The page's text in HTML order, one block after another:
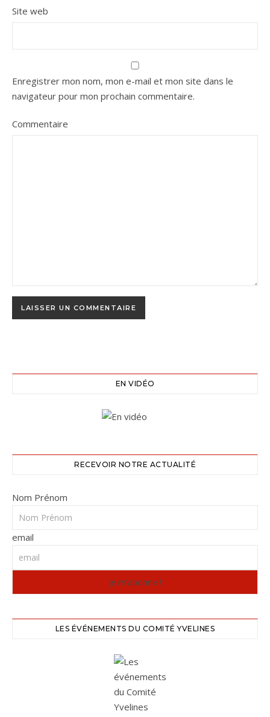
Site web
Enregistrer mon nom, mon e-mail et mon site dans le
navigateur pour mon prochain commentaire.
Commentaire
EN VIDÉO
RECEVOIR NOTRE ACTUALITÉ
Nom Prénom
email
LES ÉVÉNEMENTS DU COMITÉ YVELINES